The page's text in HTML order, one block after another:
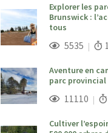
Explorer les
Brunswick :
tous
; 5535 Vues;
Aventure en
parc
; 11110 Vues;
Cultiver